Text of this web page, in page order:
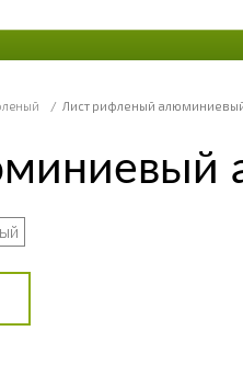
/ Лист рифленый